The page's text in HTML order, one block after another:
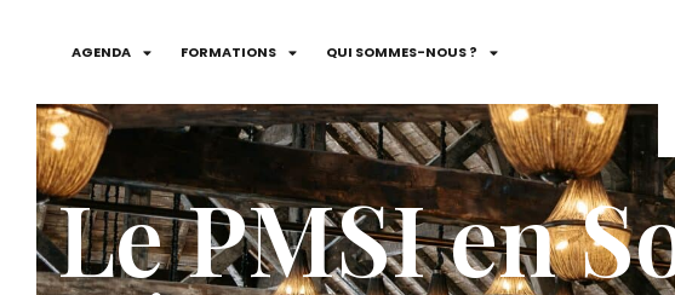
AGENDA FORMATIONS QUI SOMMES-NOUS ?
Le PMSI en